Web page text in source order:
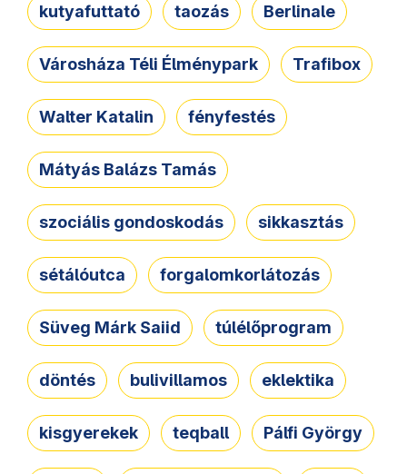
kutyafuttató taozás Berlinale
Városháza Téli Élménypark Trafibox
Walter Katalin fényfestés
Mátyás Balázs Tamás
szociális gondoskodás sikkasztás
sétálóutca forgalomkorlátozás
Süveg Márk Saiid túlélőprogram
döntés bulivillamos eklektika
kisgyerekek teqball Pálfi György